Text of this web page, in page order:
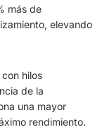
más de
elevando
hilos
de la
una mayor
rendimiento.